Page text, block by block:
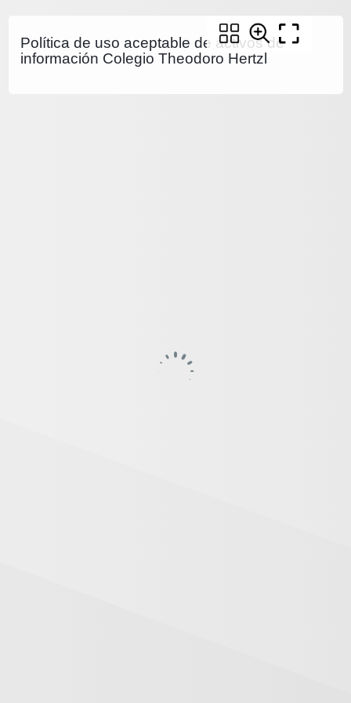
Política de uso aceptable de activos de
información Colegio Theodoro Hertzl